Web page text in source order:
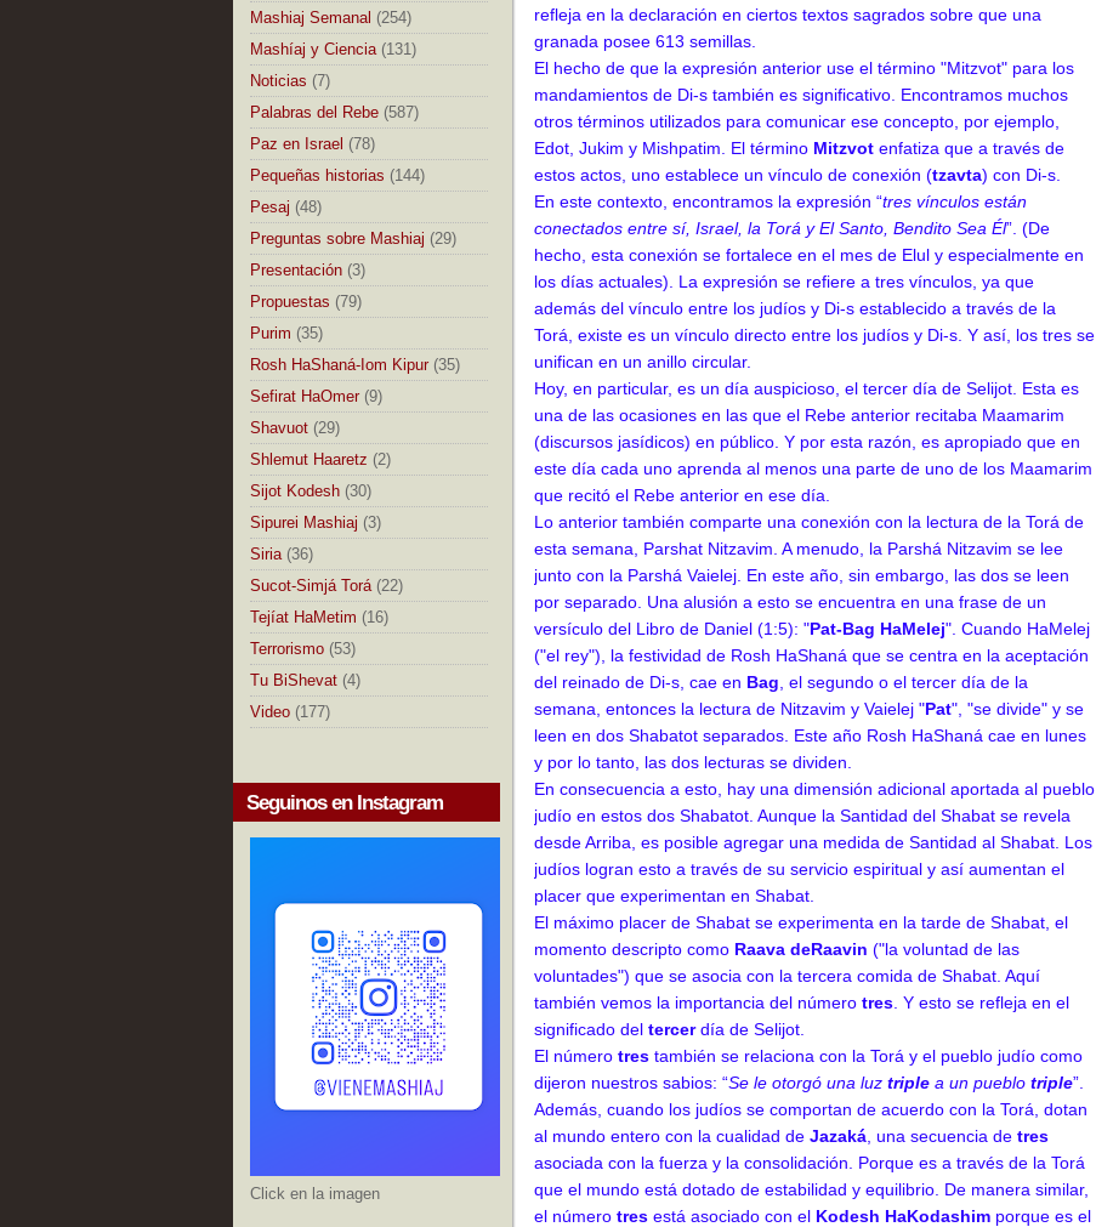
Mashiaj Semanal (254)
Mashíaj y Ciencia (131)
Noticias (7)
Palabras del Rebe (587)
Paz en Israel (78)
Pequeñas historias (144)
Pesaj (48)
Preguntas sobre Mashiaj (29)
Presentación (3)
Propuestas (79)
Purim (35)
Rosh HaShaná-Iom Kipur (35)
Sefirat HaOmer (9)
Shavuot (29)
Shlemut Haaretz (2)
Sijot Kodesh (30)
Sipurei Mashiaj (3)
Siria (36)
Sucot-Simjá Torá (22)
Tejíat HaMetim (16)
Terrorismo (53)
Tu BiShevat (4)
Video (177)
Seguinos en Instagram
Click en la imagen
refleja en la declaración en ciertos textos sagrados sobre que una
granada posee 613 semillas.
El hecho de que la expresión anterior use el término "Mitzvot" para los
mandamientos de Di-s también es significativo. Encontramos muchos
otros términos utilizados para comunicar ese concepto, por ejemplo,
Edot, Jukim y Mishpatim. El término Mitzvot enfatiza que a través de
estos actos, uno establece un vínculo de conexión (tzavta) con Di-s.
En este contexto, encontramos la expresión “tres vínculos están
conectados entre sí, Israel, la Torá y El Santo, Bendito Sea Él”. (De
hecho, esta conexión se fortalece en el mes de Elul y especialmente en
los días actuales). La expresión se refiere a tres vínculos, ya que
además del vínculo entre los judíos y Di-s establecido a través de la
Torá, existe es un vínculo directo entre los judíos y Di-s. Y así, los tres se
unifican en un anillo circular.
Hoy, en particular, es un día auspicioso, el tercer día de Selijot. Esta es
una de las ocasiones en las que el Rebe anterior recitaba Maamarim
(discursos jasídicos) en público. Y por esta razón, es apropiado que en
este día cada uno aprenda al menos una parte de uno de los Maamarim
que recitó el Rebe anterior en ese día.
Lo anterior también comparte una conexión con la lectura de la Torá de
esta semana, Parshat Nitzavim. A menudo, la Parshá Nitzavim se lee
junto con la Parshá Vaielej. En este año, sin embargo, las dos se leen
por separado. Una alusión a esto se encuentra en una frase de un
versículo del Libro de Daniel (1:5): "Pat-Bag HaMelej". Cuando HaMelej
("el rey"), la festividad de Rosh HaShaná que se centra en la aceptación
del reinado de Di-s, cae en Bag , el segundo o el tercer día de la
semana, entonces la lectura de Nitzavim y Vaielej "Pat", "se divide" y se
leen en dos Shabatot separados. Este año Rosh HaShaná cae en lunes
y por lo tanto, las dos lecturas se dividen.
En consecuencia a esto, hay una dimensión adicional aportada al pueblo
judío en estos dos Shabatot. Aunque la Santidad del Shabat se revela
desde Arriba, es posible agregar una medida de Santidad al Shabat. Los
judíos logran esto a través de su servicio espiritual y así aumentan el
placer que experimentan en Shabat.
El máximo placer de Shabat se experimenta en la tarde de Shabat, el
momento descripto como Raava deRaavin ("la voluntad de las
voluntades") que se asocia con la tercera comida de Shabat. Aquí
también vemos la importancia del número tres . Y esto se refleja en el
significado del tercerdía de Selijot.
El número tres también se relaciona con la Torá y el pueblo judío como
dijeron nuestros sabios: “Se le otorgó una luz triple a un pueblo triple”.
Además, cuando los judíos se comportan de acuerdo con la Torá, dotan
al mundo entero con la cualidad de Jazaká , una secuencia de tres
asociada con la fuerza y la consolidación. Porque es a través de la Torá
que el mundo está dotado de estabilidad y equilibrio. De manera similar,
el número tres está asociado con el Kodesh HaKodashim porque es el